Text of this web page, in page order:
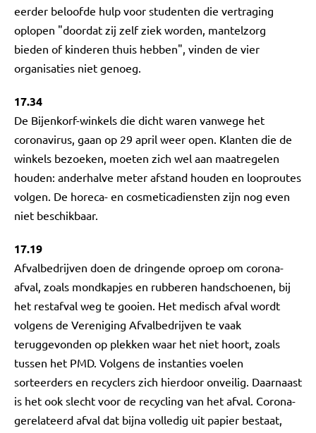
eerder beloofde hulp voor studenten die vertraging
oplopen "doordat zij zelf ziek worden, mantelzorg
bieden of kinderen thuis hebben", vinden de vier
organisaties niet genoeg.
17.34
De Bijenkorf-winkels die dicht waren vanwege het
coronavirus, gaan op 29 april weer open. Klanten die de
winkels bezoeken, moeten zich wel aan maatregelen
houden: anderhalve meter afstand houden en looproutes
volgen. De horeca- en cosmeticadiensten zijn nog even
niet beschikbaar.
17.19
Afvalbedrijven doen de dringende oproep om corona-
afval, zoals mondkapjes en rubberen handschoenen, bij
het restafval weg te gooien. Het medisch afval wordt
volgens de Vereniging Afvalbedrijven te vaak
teruggevonden op plekken waar het niet hoort, zoals
tussen het PMD. Volgens de instanties voelen
sorteerders en recyclers zich hierdoor onveilig. Daarnaast
is het ook slecht voor de recycling van het afval. Corona-
gerelateerd afval dat bijna volledig uit papier bestaat,